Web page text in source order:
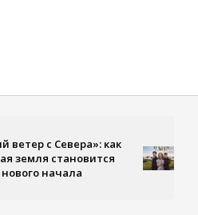
с Севера»: как
становится
начала
Первом